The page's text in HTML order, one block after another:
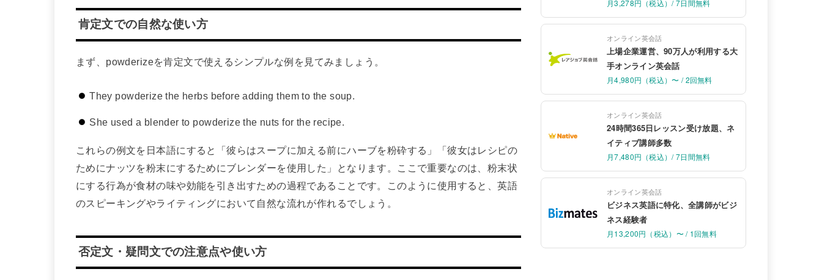
肯定文での自然な使い方
まず、powderizeを肯定文で使えるシンプルな例を見てみましょう。
They powderize the herbs before adding them to the soup.
She used a blender to powderize the nuts for the recipe.
これらの例文を日本語にすると「彼らはスープに加える前にハーブを粉砕する」「彼女はレシピの
ためにナッツを粉末にするためにブレンダーを使用した」となります。ここで重要なのは、粉末状
にする行為が食材の味や効能を引き出すための過程であることです。このように使用すると、英語
のスピーキングやライティングにおいて自然な流れが作れるでしょう。
否定文・疑問文での注意点や使い方
月3,278円（税込）/ 7日間無料
オンライン英会話
上場企業運営、90万人が利用する大
手オンライン英会話
月4,980円（税込）〜 / 2回無料
オンライン英会話
24時間365日レッスン受け放題、ネ
イティブ講師多数
月7,480円（税込）/ 7日間無料
オンライン英会話
ビジネス英語に特化、全講師がビジ
ネス経験者
月13,200円（税込）〜 / 1回無料